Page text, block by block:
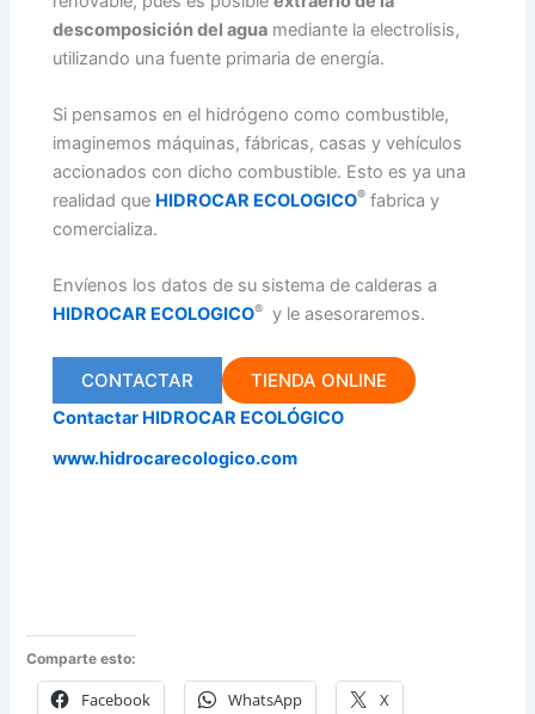
descomposición del agua mediante la electrolisis,
utilizando una fuente primaria de energía.
Si pensamos en el hidrógeno como combustible,
imaginemos máquinas, fábricas, casas y vehículos
accionados con dicho combustible. Esto es ya una
realidad que HIDROCAR ECOLOGICO® fabrica y
comercializa.
Envíenos los datos de su sistema de calderas a
HIDROCAR ECOLOGICO® y le asesoraremos.
CONTACTAR TIENDA ONLINE
Contactar HIDROCAR ECOLÓGICO
www.hidrocarecologico.com
Comparte esto:
Facebook WhatsApp X